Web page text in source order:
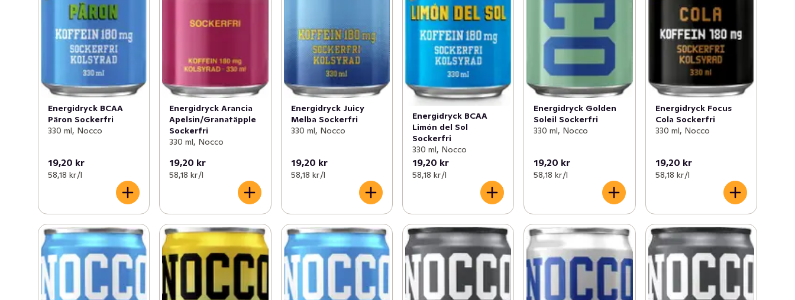
Energidryck BCAA
Päron Sockerfri
330 ml, Nocco
19,20 kr
58,18 kr /l
Energidryck Arancia
Apelsin/Granatäpple
Sockerfri
330 ml, Nocco
19,20 kr
58,18 kr /l
Energidryck Juicy
Melba Sockerfri
330 ml, Nocco
19,20 kr
58,18 kr /l
Energidryck BCAA
Limón del Sol
Sockerfri
330 ml, Nocco
19,20 kr
58,18 kr /l
Energidryck Golden
Soleil Sockerfri
330 ml, Nocco
19,20 kr
58,18 kr /l
Energidryck Focus
Cola Sockerfri
330 ml, Nocco
19,20 kr
58,18 kr /l